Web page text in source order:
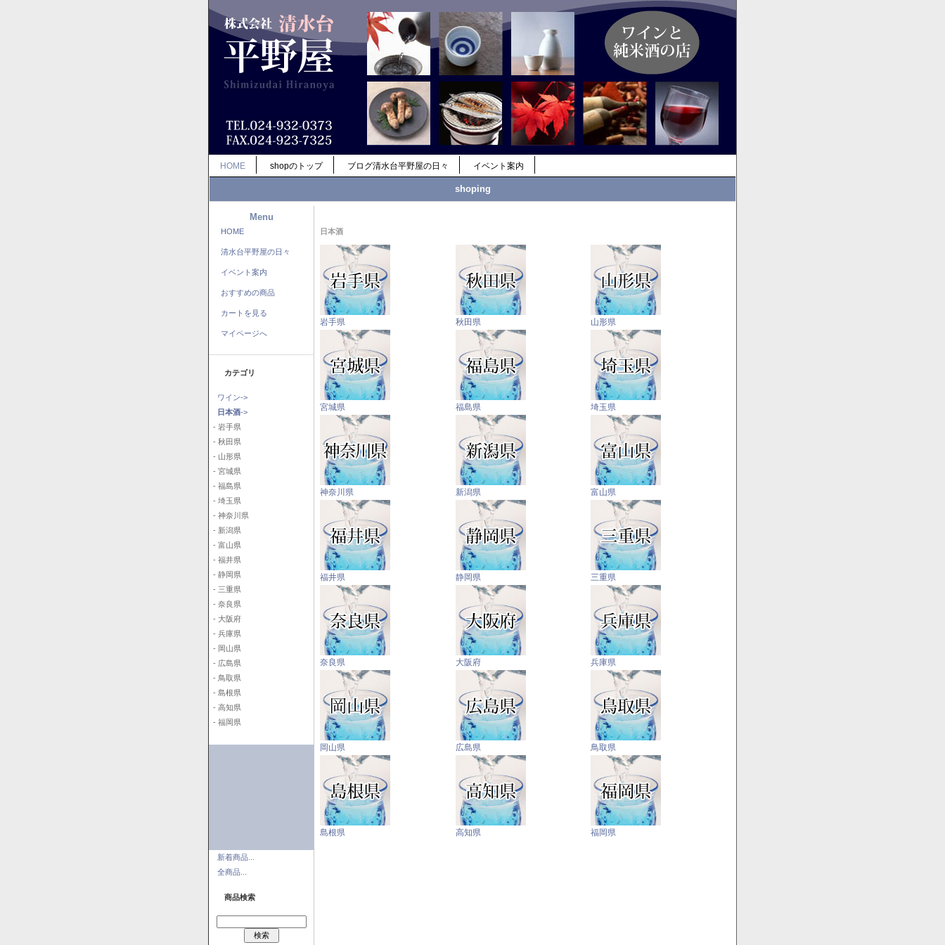
HOME shopのトップ ブログ清水台平野屋の日々 イベント案内
shoping
Menu
HOME
清水台平野屋の日々
イベント案内
おすすめの商品
カートを見る
マイページへ
カテゴリ
ワイン->
日本酒->
- 岩手県
- 秋田県
- 山形県
- 宮城県
- 福島県
- 埼玉県
- 神奈川県
- 新潟県
- 富山県
- 福井県
- 静岡県
- 三重県
- 奈良県
- 大阪府
- 兵庫県
- 岡山県
- 広島県
- 鳥取県
- 島根県
- 高知県
- 福岡県
新着商品...
全商品...
商品検索
日本酒
岩手県 秋田県 山形県
宮城県 福島県 埼玉県
神奈川県 新潟県 富山県
福井県 静岡県 三重県
奈良県 大阪府 兵庫県
岡山県 広島県 鳥取県
島根県 高知県 福岡県